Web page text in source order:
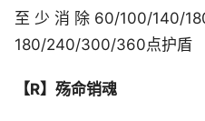
至少消除60/100/140/
180/240/300/360点护盾
【R】殇命销魂